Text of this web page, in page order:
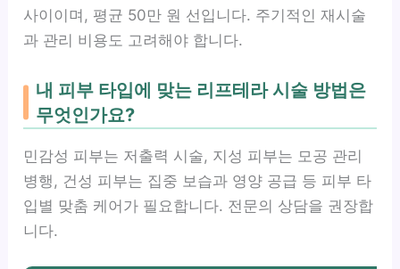
사이이며, 평균 50만 원 선입니다. 주기적인 재시술
과 관리 비용도 고려해야 합니다.
내 피부 타입에 맞는 리프테라 시술 방법은
무엇인가요?
민감성 피부는 저출력 시술, 지성 피부는 모공 관리
병행, 건성 피부는 집중 보습과 영양 공급 등 피부 타
입별 맞춤 케어가 필요합니다. 전문의 상담을 권장합
니다.